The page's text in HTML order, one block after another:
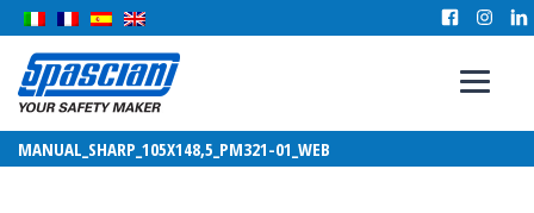
MANUAL_SHARP_105X148,5_PM321-01_WEB